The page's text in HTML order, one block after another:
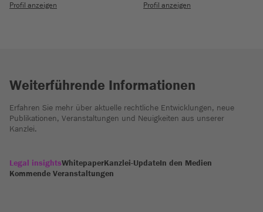
Profil anzeigen Profil anzeigen
Weiterführende Informationen
Erfahren Sie mehr über aktuelle rechtliche Entwicklungen, neue
Publikationen, Veranstaltungen und Neuigkeiten aus unserer
Kanzlei.
Legal insightsWhitepaperKanzlei-UpdateIn den Medien
Kommende Veranstaltungen